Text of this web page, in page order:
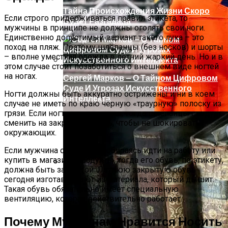
Ваша Любовь К Оранжевому: Глоток
Энергии Или Сигнал Уставшей Души
Тайна Происхождения Жизни Скоро
Будет Разгадана
Сергей Марков — О Тайном Цифровом
Суде И Угрозах Искусственного
Интеллекта
Если строго придерживаться правил этикета, то
мужчины в принципе не должны оголять свои ноги.
Единственно допустимый вариант такого лука – это
поход на пляж. Поэтому шлёпанцы (без носков) и шорты
– вполне уместная одежда в летний жаркий день. Но и в
этом случае стоит позаботиться о внешнем виде ногтей
на ногах.
Ногти должны быть аккуратно острижены и ни в коем
случае не иметь по краю чёрную «траурную» полоску из
грязи. Если ногти не в порядке, тогда шлёпанцы следует
сменить на закрытую обувь, чтобы не шокировать
окружающих.
Если мужчина одевается, собираясь идти на работу или
купить в магазине продукты, тогда его обувь, по этикету,
должна быть закрытой. Летнюю закрытую обувь
сегодня изготавливают из материала, который дышит.
Такая обувь обязательно имеет специальную
вентиляцию, которая действительно работает.
Почему Мужчинам Нравится Носить